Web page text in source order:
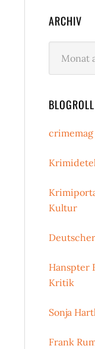
ARCHIV
BLOGROLL
crimemag
Kultur
Hanspter
Kritik
Sonja
Frank